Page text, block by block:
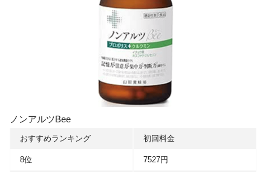
ノンアルツBee
おすすめランキング
8位
初回料金
7527円